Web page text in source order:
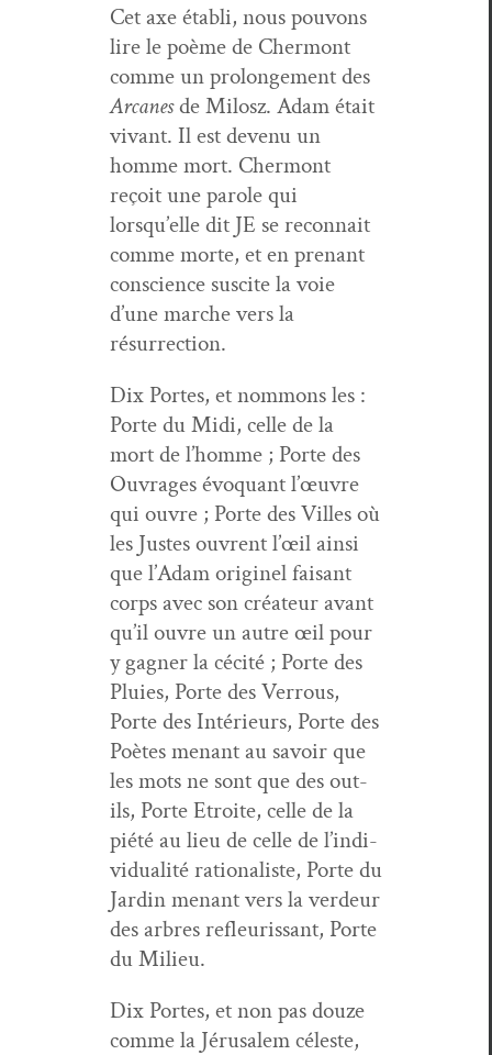
Cet axe établi, nous pou­vons
lire le poème de Cher­mont
comme un pro­longe­ment des
Arcanesde Milosz. Adam était
vivant. Il est devenu un
homme mort. Cher­mont
reçoit une parole qui
lorsqu’elle dit JE se recon­nait
comme morte, et en prenant
con­science sus­cite la voie
d’une marche vers la
résurrection.
Dix Portes, et nom­mons les :
Porte du Midi, celle de la
mort de l’homme ; Porte des
Ouvrages évo­quant l’œu­vre
qui ouvre ; Porte des Villes où
les Justes ouvrent l’œil ain­si
que l’Adam orig­inel faisant
corps avec son créa­teur avant
qu’il ouvre un autre œil pour
y gag­n­er la céc­ité ; Porte des
Pluies, Porte des Ver­rous,
Porte des Intérieurs, Porte des
Poètes menant au savoir que
les mots ne sont que des out­
ils, Porte Etroite, celle de la
piété au lieu de celle de l’in­di­
vid­u­al­ité ratio­nal­iste, Porte du
Jardin menant vers la verdeur
des arbres refleuris­sant, Porte
du Milieu.
Dix Portes, et non pas douze
comme la Jérusalem céleste,